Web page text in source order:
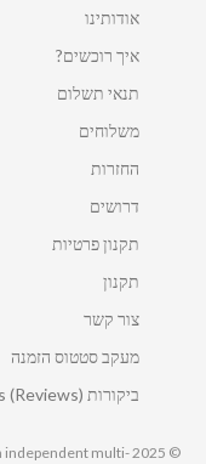
אודותינו
איך רוכשים?
תנאי תשלום
משלוחים
החזרות
דרושים
תקנון פרטיות
תקנון
צור קשר
מעקב סטטוס הזמנה
ביקורות MallShoes (Reviews)
independent multi-